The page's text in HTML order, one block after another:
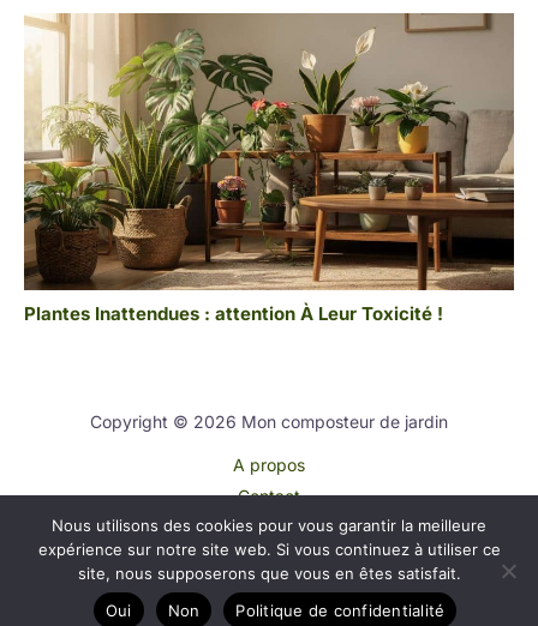
Plantes Inattendues : attention À Leur Toxicité !
Copyright © 2026 Mon composteur de jardin
A propos
Contact
Plan du site
Mentions légales
Politique de confidentialité
Nous utilisons des cookies pour vous garantir la meilleure
expérience sur notre site web. Si vous continuez à utiliser ce
site, nous supposerons que vous en êtes satisfait.
Oui
Non Politique de confidentialité